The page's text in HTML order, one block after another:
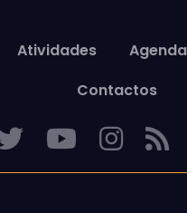
Atividades Agenda
Contactos